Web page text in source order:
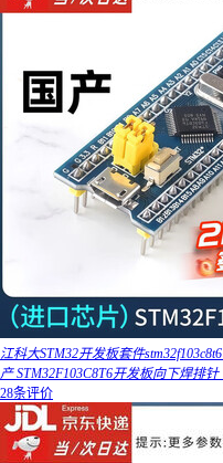
江科大STM32开发板套件
产 STM32F103C8T6开发板向下焊排针
28条评价